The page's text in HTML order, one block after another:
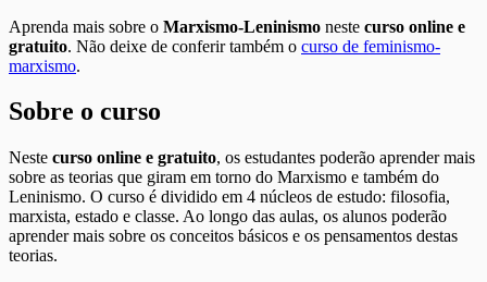
Aprenda mais sobre o Marxismo-Leninismo neste curso online e
gratuito. Não deixe de conferir também o curso de feminismo-
marxismo.
Sobre o curso
Neste curso online e gratuito, os estudantes poderão aprender mais
sobre as teorias que giram em torno do Marxismo e também do
Leninismo. O curso é dividido em 4 núcleos de estudo: filosofia,
marxista, estado e classe. Ao longo das aulas, os alunos poderão
aprender mais sobre os conceitos básicos e os pensamentos destas
teorias.